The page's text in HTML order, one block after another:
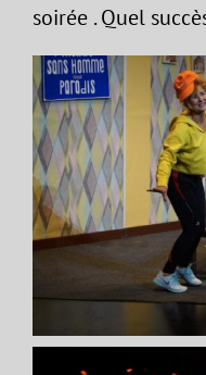
soirée . Quel